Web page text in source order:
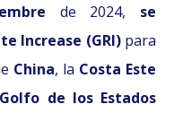
de 2024, se
Increase (GRI) para
China, la Costa Este
de los Estados